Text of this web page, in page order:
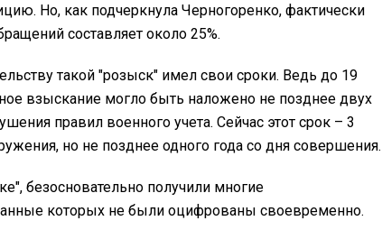
Но, как подчеркнула Черногоренко, фактически
составляет около 25%.
такой "розыск" имел свои сроки. Ведь до 19
взыскание могло быть наложено не позднее двух
правил военного учета. Сейчас этот срок – 3
но не позднее одного года со дня совершения.
безосновательно получили многие
которых не были оцифрованы своевременно.